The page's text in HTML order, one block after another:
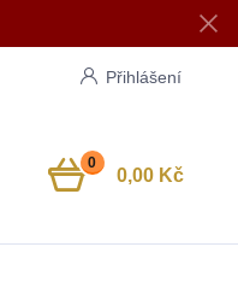
Přihlášení
0
0,00 Kč